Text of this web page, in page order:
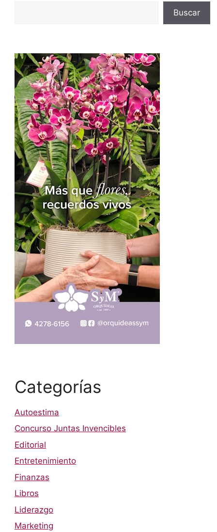
Buscar
Categorías
Autoestima
Concurso Juntas Invencibles
Editorial
Entretenimiento
Finanzas
Libros
Liderazgo
Marketing